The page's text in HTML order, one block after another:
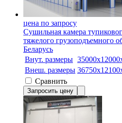
цена по запросу
Сушильная камера
тяжелого грузоподъемного
Беларусь
Внут. размеры
Внеш. размеры
Сравнить
Запросить цену